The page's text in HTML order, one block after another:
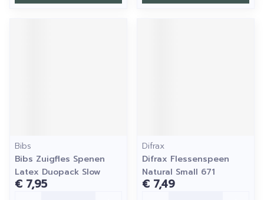
Bibs
Bibs Zuigfles Spenen
Latex Duopack Slow
€ 7,95
Difrax
Difrax Flessenspeen
Natural Small 671
€ 7,49